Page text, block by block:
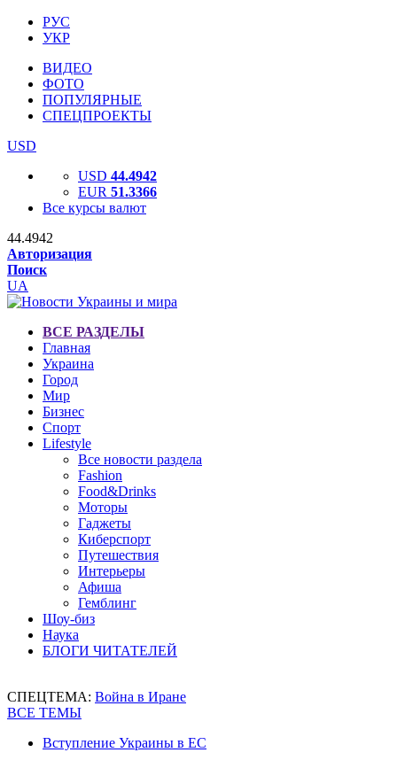
РУС
УКР
ВИДЕО
ФОТО
ПОПУЛЯРНЫЕ
СПЕЦПРОЕКТЫ
USD
USD 44.4942
EUR 51.3366
Все курсы валют
44.4942
Авторизация
Поиск
UA
ВСЕ РАЗДЕЛЫ
Главная
Украина
Город
Мир
Бизнес
Спорт
Lifestyle
Все новости раздела
Fashion
Food&Drinks
Моторы
Гаджеты
Киберспорт
Путешествия
Интерьеры
Афиша
Гемблинг
Шоу-биз
Наука
БЛОГИ ЧИТАТЕЛЕЙ
СПЕЦТЕМА: Война в Иране
ВСЕ ТЕМЫ
Вступление Украины в ЕС